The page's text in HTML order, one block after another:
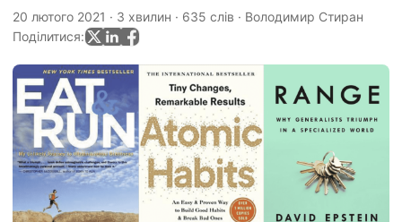
20 лютого 2021 · 3 хвилин · 635 слів · Володимир Стиран
Поділитися: